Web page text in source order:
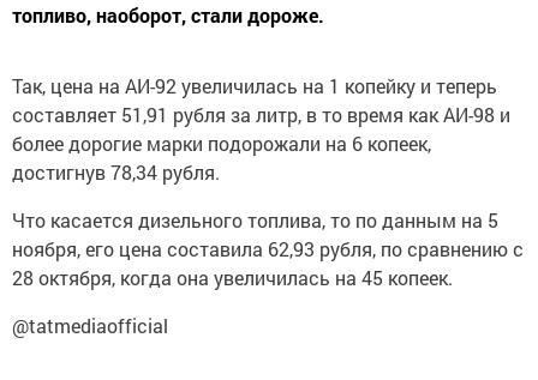
топливо, наоборот, стали дороже.
Так, цена на АИ-92 увеличилась на 1 копейку и теперь
составляет 51,91 рубля за литр, в то время как АИ-98 и
более дорогие марки подорожали на 6 копеек,
достигнув 78,34 рубля.
Что касается дизельного топлива, то по данным на 5
ноября, его цена составила 62,93 рубля, по сравнению с
28 октября, когда она увеличилась на 45 копеек.
@tatmediaofficial